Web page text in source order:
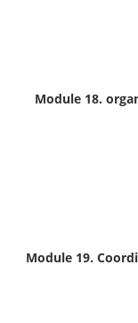
Module 18.
Module 19.